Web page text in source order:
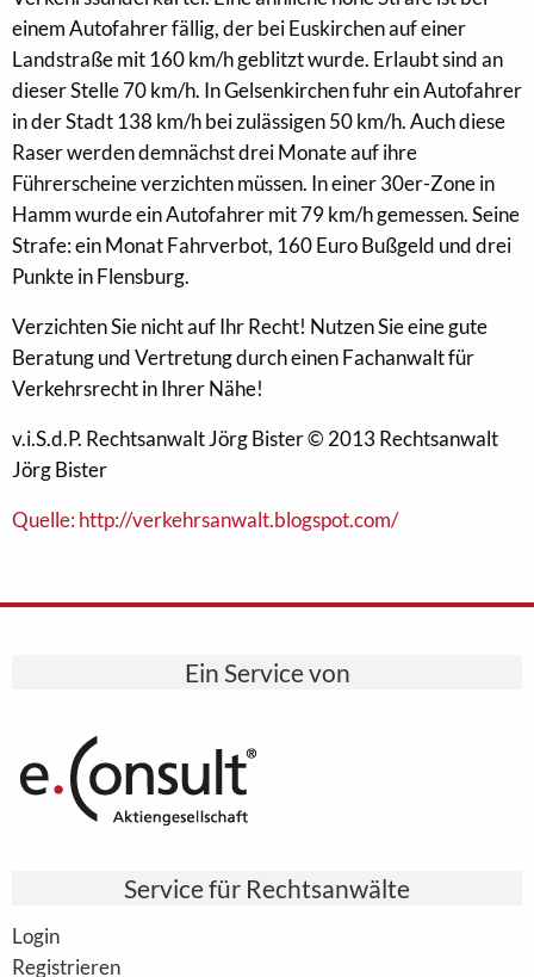
einem Autofahrer fällig, der bei Euskirchen auf einer
Landstraße mit 160 km/h geblitzt wurde. Erlaubt sind an
dieser Stelle 70 km/h. In Gelsenkirchen fuhr ein Autofahrer
in der Stadt 138 km/h bei zulässigen 50 km/h. Auch diese
Raser werden demnächst drei Monate auf ihre
Führerscheine verzichten müssen. In einer 30er-Zone in
Hamm wurde ein Autofahrer mit 79 km/h gemessen. Seine
Strafe: ein Monat Fahrverbot, 160 Euro Bußgeld und drei
Punkte in Flensburg.
Verzichten Sie nicht auf Ihr Recht! Nutzen Sie eine gute
Beratung und Vertretung durch einen Fachanwalt für
Verkehrsrecht in Ihrer Nähe!
v.i.S.d.P. Rechtsanwalt Jörg Bister © 2013 Rechtsanwalt
Jörg Bister
Quelle: http://verkehrsanwalt.blogspot.com/
Ein Service von
Service für Rechtsanwälte
Login
Registrieren